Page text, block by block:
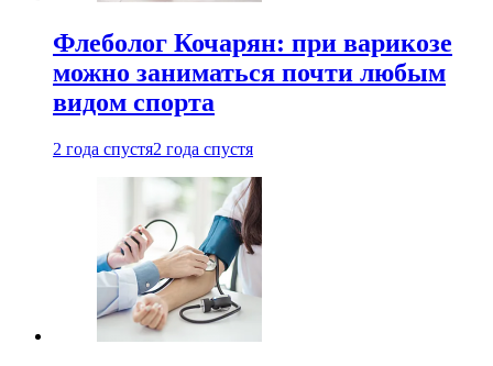
Флеболог Кочарян: при варикозе
можно заниматься почти любым
видом спорта
2 года спустя2 года спустя